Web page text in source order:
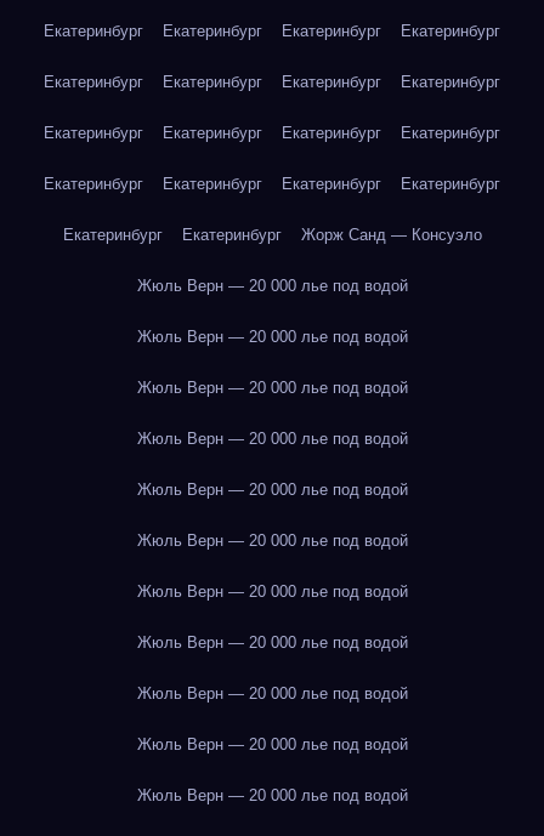
Екатеринбург Екатеринбург Екатеринбург Екатеринбург
Екатеринбург Екатеринбург Екатеринбург Екатеринбург
Екатеринбург Екатеринбург Екатеринбург Екатеринбург
Екатеринбург Екатеринбург Екатеринбург Екатеринбург
Екатеринбург Екатеринбург Жорж Санд — Консуэло
Жюль Верн — 20 000 лье под водой
Жюль Верн — 20 000 лье под водой
Жюль Верн — 20 000 лье под водой
Жюль Верн — 20 000 лье под водой
Жюль Верн — 20 000 лье под водой
Жюль Верн — 20 000 лье под водой
Жюль Верн — 20 000 лье под водой
Жюль Верн — 20 000 лье под водой
Жюль Верн — 20 000 лье под водой
Жюль Верн — 20 000 лье под водой
Жюль Верн — 20 000 лье под водой